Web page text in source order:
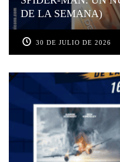
DE LA SEMANA)
30 DE JULIO DE 2026